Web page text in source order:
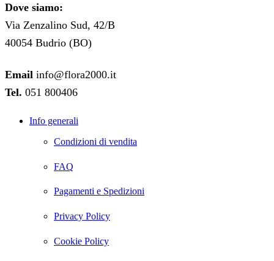
Dove siamo:
Via Zenzalino Sud, 42/B
40054 Budrio (BO)
Email info@flora2000.it
Tel. 051 800406
Info generali
Condizioni di vendita
FAQ
Pagamenti e Spedizioni
Privacy Policy
Cookie Policy